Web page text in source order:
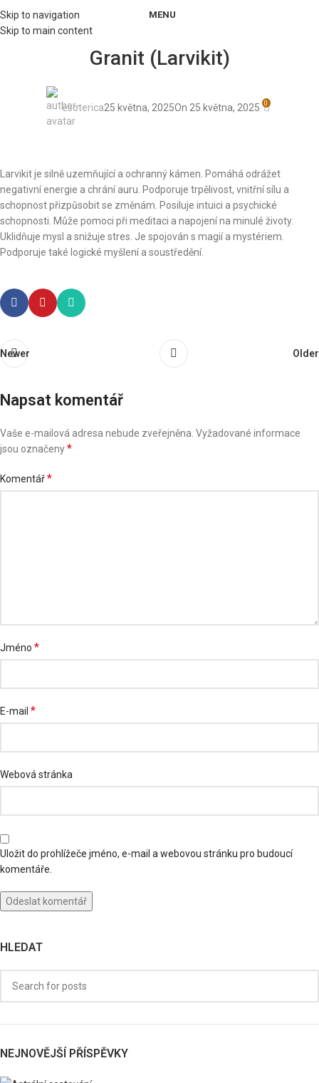
Skip to navigation
Skip to main content
MENU
Granit (Larvikit)
esoterica25 května, 2025On 25 května, 2025 0
Larvikit je silně uzemňující a ochranný kámen. Pomáhá odrážet
negativní energie a chrání auru. Podporuje trpělivost, vnitřní sílu a
schopnost přizpůsobit se změnám. Posiluje intuici a psychické
schopnosti. Může pomoci při meditaci a napojení na minulé životy.
Uklidňuje mysl a snižuje stres. Je spojován s magií a mystériem.
Podporuje také logické myšlení a soustředění.
Newer Older
Napsat komentář
Vaše e-mailová adresa nebude zveřejněna. Vyžadované informace
jsou označeny*
Komentář*
Jméno *
E-mail *
Webová stránka
Uložit do prohlížeče jméno, e-mail a webovou stránku pro budoucí
komentáře.
HLEDAT
NEJNOVĚJŠÍ PŘÍSPĚVKY